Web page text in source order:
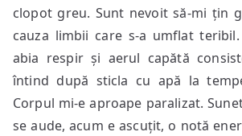
clopot greu. Sunt nevoit să-mi țin
cauza limbii care s-a umflat
abia respir și aerul capătă
întind după sticla cu apă la
Corpul mi-e aproape paralizat.
se aude, acum e ascuțit, o notă